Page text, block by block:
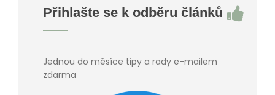
Přihlašte se k odběru článků
Jednou do měsíce tipy a rady e-mailem
zdarma